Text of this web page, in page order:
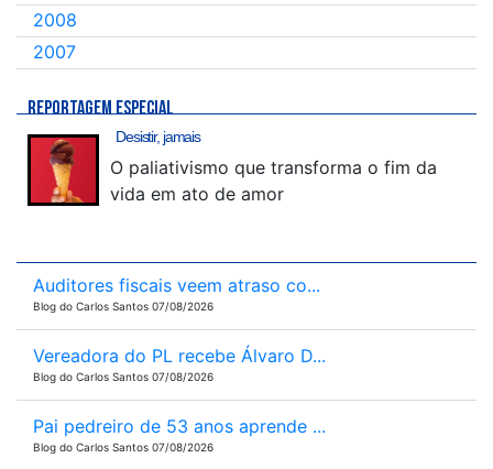
2008
2007
REPORTAGEM ESPECIAL
Desistir, jamais
O paliativismo que transforma o fim da
vida em ato de amor
Auditores fiscais veem atraso co...
Blog do Carlos Santos 07/08/2026
Vereadora do PL recebe Álvaro D...
Blog do Carlos Santos 07/08/2026
Pai pedreiro de 53 anos aprende ...
Blog do Carlos Santos 07/08/2026